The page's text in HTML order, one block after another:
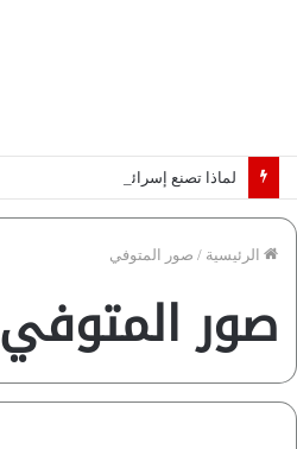
الرئيسية / صور المتوفي
صور المتوفي